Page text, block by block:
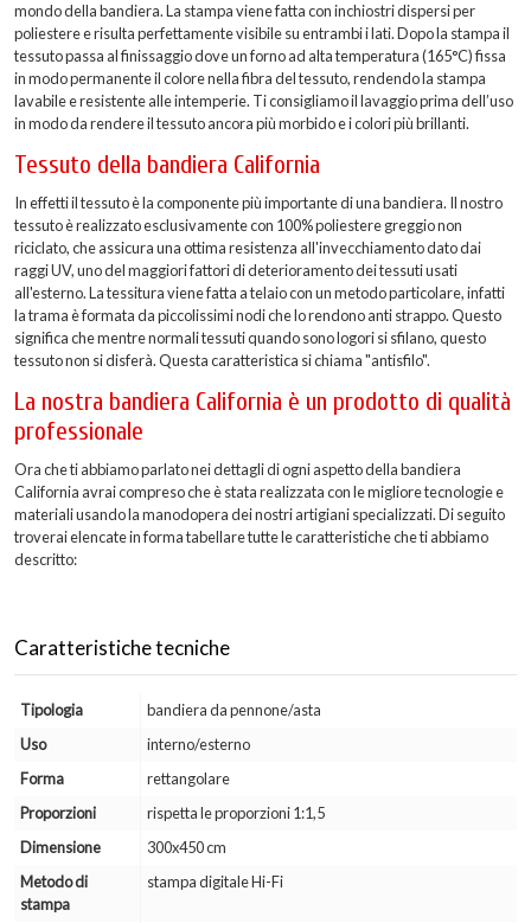
mondo della bandiera. La stampa viene fatta con inchiostri dispersi per
poliestere e risulta perfettamente visibile su entrambi i lati. Dopo la stampa il
tessuto passa al finissaggio dove un forno ad alta temperatura (165°C) fissa
in modo permanente il colore nella fibra del tessuto, rendendo la stampa
lavabile e resistente alle intemperie. Ti consigliamo il lavaggio prima dell’uso
in modo da rendere il tessuto ancora più morbido e i colori più brillanti.
Tessuto della bandiera California
In effetti il tessuto è la componente più importante di una bandiera. Il nostro
tessuto è realizzato esclusivamente con 100% poliestere greggio non
riciclato, che assicura una ottima resistenza all'invecchiamento dato dai
raggi UV, uno del maggiori fattori di deterioramento dei tessuti usati
all'esterno. La tessitura viene fatta a telaio con un metodo particolare, infatti
la trama è formata da piccolissimi nodi che lo rendono anti strappo. Questo
significa che mentre normali tessuti quando sono logori si sfilano, questo
tessuto non si disferà. Questa caratteristica si chiama "antisfilo".
La nostra bandiera California è un prodotto di qualità
professionale
Ora che ti abbiamo parlato nei dettagli di ogni aspetto della bandiera
California avrai compreso che è stata realizzata con le migliore tecnologie e
materiali usando la manodopera dei nostri artigiani specializzati. Di seguito
troverai elencate in forma tabellare tutte le caratteristiche che ti abbiamo
descritto:
Caratteristiche tecniche
Tipologia
bandiera da pennone/asta
Uso
interno/esterno
Forma
rettangolare
Proporzioni
rispetta le proporzioni 1:1,5
Dimensione
300x450 cm
Metodo di
stampa
stampa digitale Hi-Fi